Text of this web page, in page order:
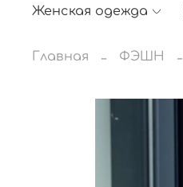
Женская одежда
Главная ФЭШН